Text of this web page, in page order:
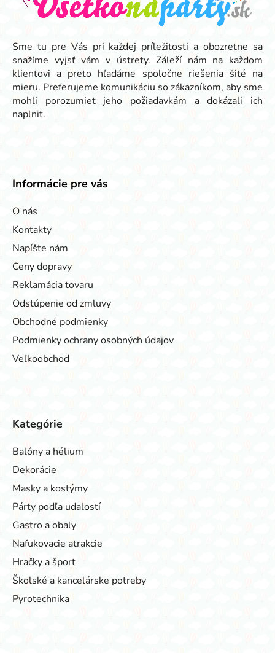
Sme tu pre Vás pri každej príležitosti a obozretne sa
snažíme vyjsť vám v ústrety. Záleží nám na každom
klientovi a preto hľadáme spoločne riešenia šité na
mieru. Preferujeme komunikáciu so zákazníkom, aby sme
mohli porozumieť jeho požiadavkám a dokázali ich
naplniť.
Informácie pre vás
O nás
Kontakty
Napíšte nám
Ceny dopravy
Reklamácia tovaru
Odstúpenie od zmluvy
Obchodné podmienky
Podmienky ochrany osobných údajov
Veľkoobchod
Kategórie
Balóny a hélium
Dekorácie
Masky a kostýmy
Párty podľa udalostí
Gastro a obaly
Nafukovacie atrakcie
Hračky a šport
Školské a kancelárske potreby
Pyrotechnika